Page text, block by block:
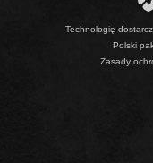
Technologię
Polski
Zasady